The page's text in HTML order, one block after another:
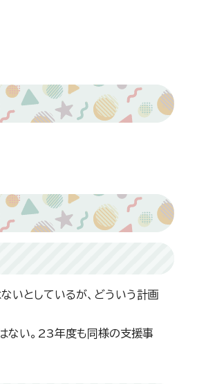
いとしているが、どういう計画
ない。23年度も同様の支援事